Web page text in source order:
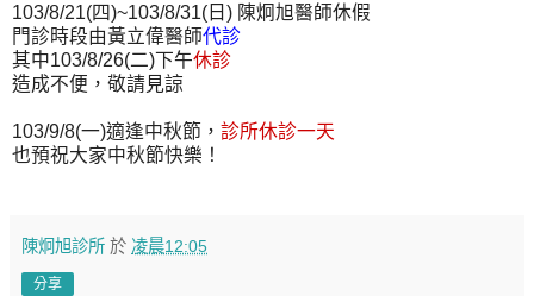
103/8/21(四)~103/8/31(日) 陳炯旭醫師休假
門診時段由黃立偉醫師代診
其中103/8/26(二)下午休診
造成不便，敬請見諒
103/9/8(一)適逢中秋節， 診所休診一天
也預祝大家中秋節快樂！
陳炯旭診所 於 凌晨12:05
分享